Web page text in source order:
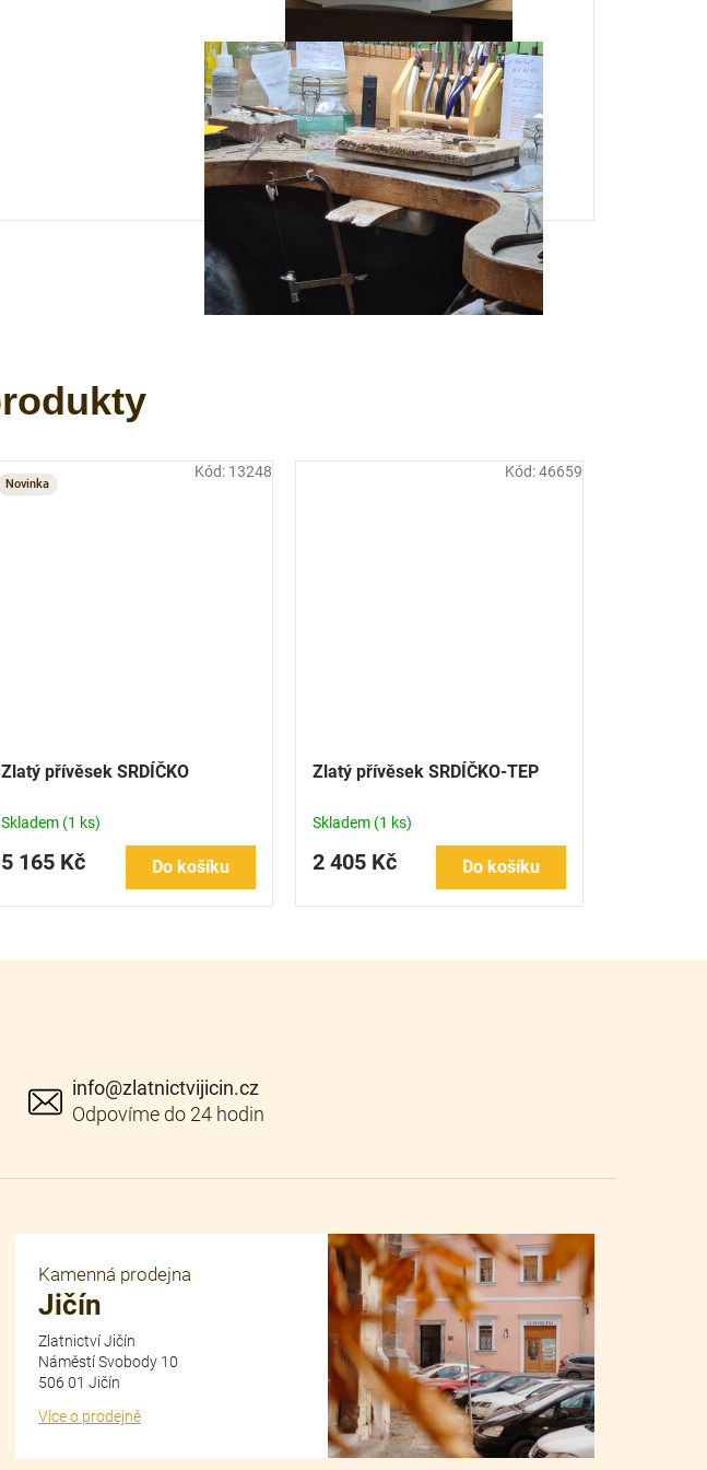
Novinka
Zlatý přívěsek SRDÍČKO
Skladem (1 ks)
5 165 Kč Do košíku
Kód: 13248
Zlatý přívěsek SRDÍČKO-TEP
Skladem (1 ks)
2 405 Kč Do košíku
Kód:46659
info@zlatnictvijicin.cz
Kamenná prodejna
Jičín
Zlatnictví Jičín
Náměstí Svobody 10
506 01 Jičín
Více o prodejně